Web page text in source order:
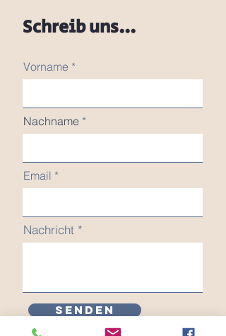
Schreib uns...
Vorname
Nachname
Email
Nachricht
Senden